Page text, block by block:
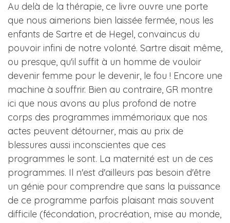
Au delà de la thérapie, ce livre ouvre une porte
que nous aimerions bien laissée fermée, nous les
enfants de Sartre et de Hegel, convaincus du
pouvoir infini de notre volonté. Sartre disait même,
ou presque, qu'il suffit à un homme de vouloir
devenir femme pour le devenir, le fou ! Encore une
machine à souffrir. Bien au contraire, GR montre
ici que nous avons au plus profond de notre
corps des programmes immémoriaux que nos
actes peuvent détourner, mais au prix de
blessures aussi inconscientes que ces
programmes le sont. La maternité est un de ces
programmes. Il n'est d'ailleurs pas besoin d'être
un génie pour comprendre que sans la puissance
de ce programme parfois plaisant mais souvent
difficile (fécondation, procréation, mise au monde,